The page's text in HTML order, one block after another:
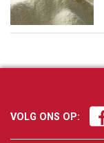
VOLG ONS OP: